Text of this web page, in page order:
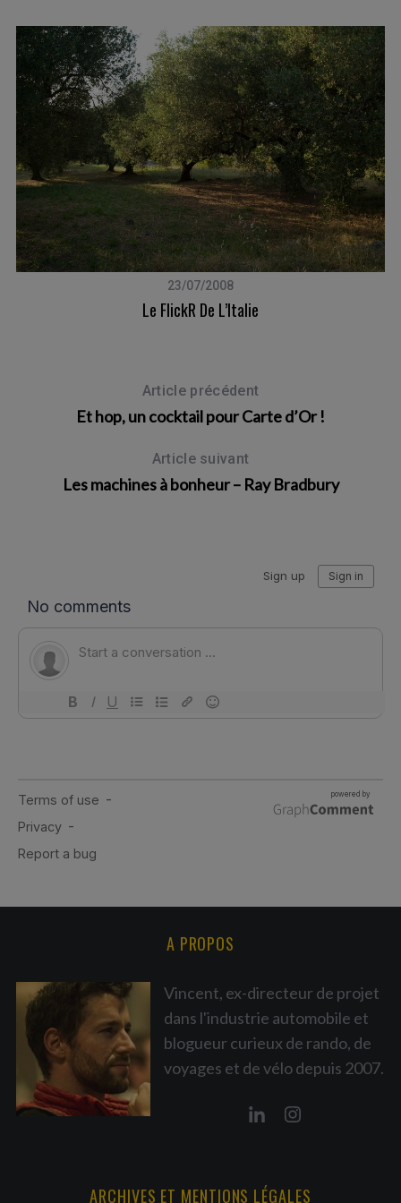
23/07/2008
Le FlickR De L’Italie
Article précédent
Et hop, un cocktail pour Carte d’Or !
Article suivant
Les machines à bonheur – Ray Bradbury
A PROPOS
Vincent, ex-directeur de projet
dans l'industrie automobile et
blogueur curieux de rando, de
voyages et de vélo depuis 2007.
ARCHIVES ET MENTIONS LÉGALES